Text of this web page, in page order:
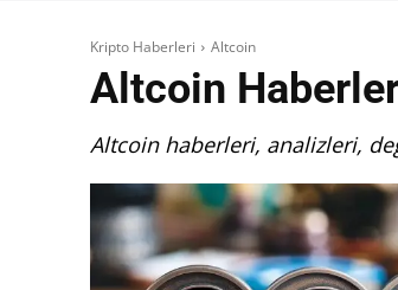
Kripto Haberleri Altcoin
Altcoin
Altcoin haberleri, analizleri,